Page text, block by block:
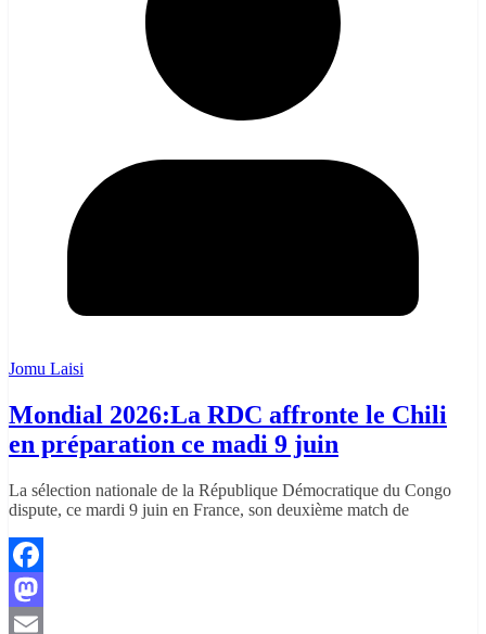
Jomu Laisi
Mondial 2026:La RDC affronte le Chili
en préparation ce madi 9 juin
La sélection nationale de la République Démocratique du Congo
dispute, ce mardi 9 juin en France, son deuxième match de
Facebook
Mastodon